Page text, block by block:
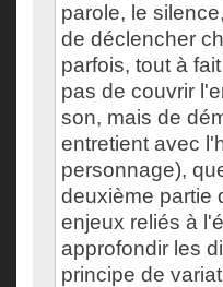
parole, le
de déclencher
parfois, tout à
pas de couvrir
son, mais de
entretient avec
personnage),
deuxième partie
enjeux reliés à
approfondir les
principe de